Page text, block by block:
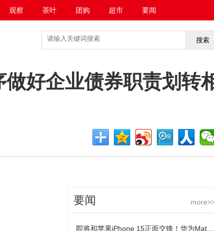
观察 茶叶 团购 超市 要闻
<<返回
搜索
好企业债券职责划转
要闻